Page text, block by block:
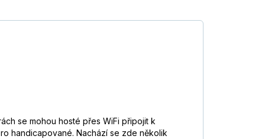
se mohou hosté přes WiFi připojit k
handicapované. Nachází se zde několik